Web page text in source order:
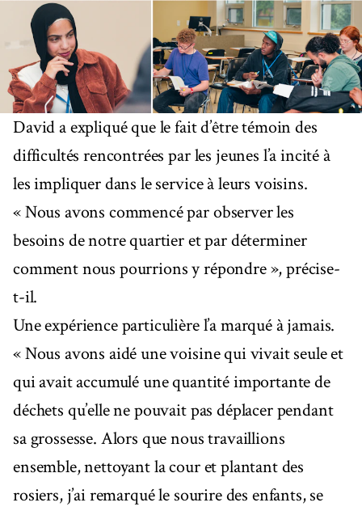
David a expliqué que le fait d’être témoin des
difficultés rencontrées par les jeunes l’a incité à
les impliquer dans le service à leurs voisins.
« Nous avons commencé par observer les
besoins de notre quartier et par déterminer
comment nous pourrions y répondre », précise-
t-il.
Une expérience particulière l’a marqué à jamais.
« Nous avons aidé une voisine qui vivait seule et
qui avait accumulé une quantité importante de
déchets qu’elle ne pouvait pas déplacer pendant
sa grossesse. Alors que nous travaillions
ensemble, nettoyant la cour et plantant des
rosiers, j’ai remarqué le sourire des enfants, se